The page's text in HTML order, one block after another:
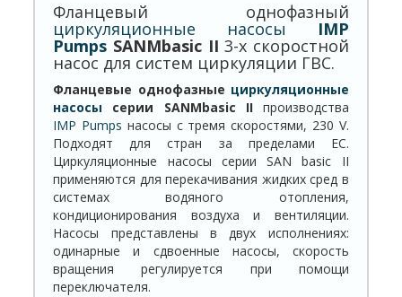
Фланцевый однофазный
циркуляционные насосы IMP
Pumps SANMbasic II 3-х скоростной
насос для систем циркуляции ГВС.
Фланцевые однофазные циркуляционные
насосы серии SANMbasic II производства
IMP Pumps насосы с тремя скоростями, 230 V.
Подходят для стран за пределами ЕС.
Циркуляционные насосы серии SAN basic II
применяются для перекачивания жидких сред в
системах водяного отопления,
кондиционирования воздуха и вентиляции.
Насосы представлены в двух исполнениях:
одинарные и сдвоенные насосы, скорость
вращения регулируется при помощи
переключателя.